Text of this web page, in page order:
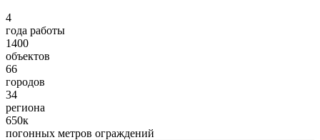
4
года работы
1400
объектов
66
городов
34
региона
650к
погонных метров ограждений